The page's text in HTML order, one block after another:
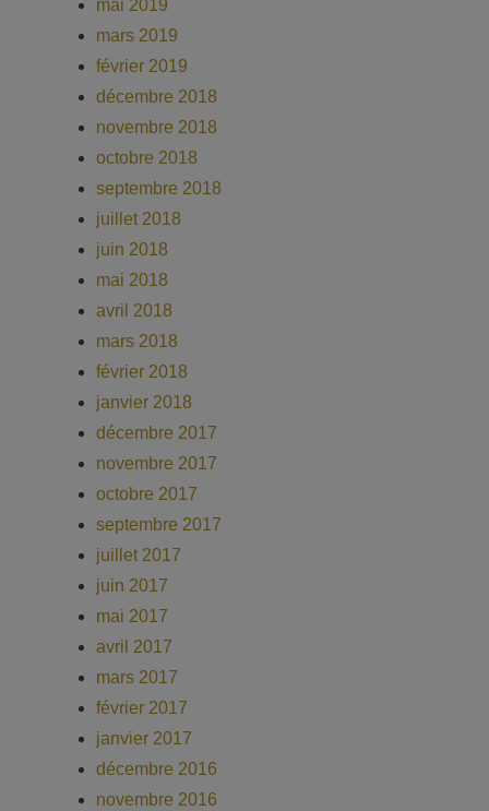
mai 2019
mars 2019
février 2019
décembre 2018
novembre 2018
octobre 2018
septembre 2018
juillet 2018
juin 2018
mai 2018
avril 2018
mars 2018
février 2018
janvier 2018
décembre 2017
novembre 2017
octobre 2017
septembre 2017
juillet 2017
juin 2017
mai 2017
avril 2017
mars 2017
février 2017
janvier 2017
décembre 2016
novembre 2016